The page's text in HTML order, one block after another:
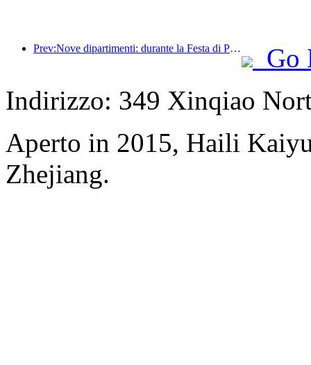
Prev:Nove dipartimenti: durante la Festa di Primavera, le catene alberghiere e le case vacanze boutique offriranno misure preferenziali.
Go
Indirizzo: 349 Xinqiao
Aperto in 2015, Haili
Zhejiang.